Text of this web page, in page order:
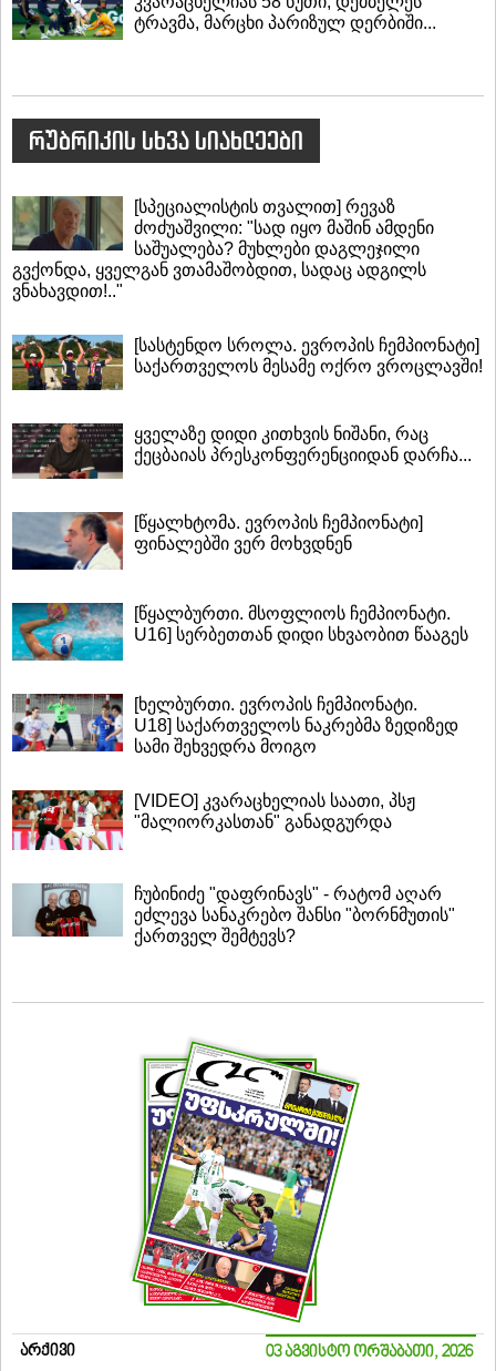
ტრავმა, მარცხი პარიზულ დერბიში...
რუბრიკის სხვა სიახლეები
[სპეციალისტის თვალით] რევაზ
ძოძუაშვილი: "სად იყო მაშინ ამდენი
საშუალება? მუხლები დაგლეჯილი
გვქონდა, ყველგან ვთამაშობდით, სადაც ადგილს
ვნახავდით!.."
[სასტენდო სროლა. ევროპის ჩემპიონატი]
საქართველოს მესამე ოქრო ვროცლავში!
ყველაზე დიდი კითხვის ნიშანი, რაც
ქეცბაიას პრესკონფერენციიდან დარჩა...
[წყალხტომა. ევროპის ჩემპიონატი]
ფინალებში ვერ მოხვდნენ
[წყალბურთი. მსოფლიოს ჩემპიონატი.
U16] სერბეთთან დიდი სხვაობით წააგეს
[ხელბურთი. ევროპის ჩემპიონატი.
U18] საქართველოს ნაკრებმა ზედიზედ
სამი შეხვედრა მოიგო
[VIDEO] კვარაცხელიას საათი, პსჟ
"მალიორკასთან" განადგურდა
ჩუბინიძე "დაფრინავს" - რატომ აღარ
ეძლევა სანაკრებო შანსი "ბორნმუთის"
ქართველ შემტევს?
არქივი 03 აგვისტო ორშაბათი, 2026